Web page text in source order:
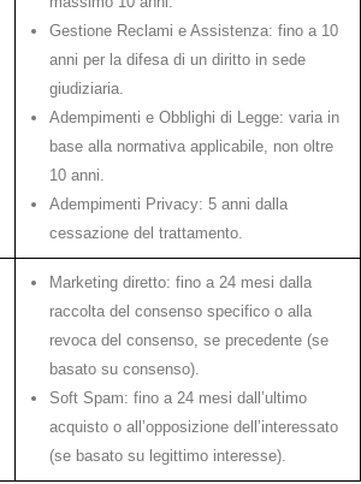
Gestione Reclami e Assistenza: fino a 10
anni per la difesa di un diritto in sede
giudiziaria.
Adempimenti e Obblighi di Legge: varia in
base alla normativa applicabile, non oltre
10 anni.
Adempimenti Privacy: 5 anni dalla
cessazione del trattamento.
Marketing diretto: fino a 24 mesi dalla
raccolta del consenso specifico o alla
revoca del consenso, se precedente (se
basato su consenso).
Soft Spam: fino a 24 mesi dall’ultimo
acquisto o all’opposizione dell’interessato
(se basato su legittimo interesse).